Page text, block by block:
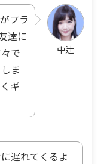
中辻
プラ
達に
で
ま
ギ
遅れてくるよ